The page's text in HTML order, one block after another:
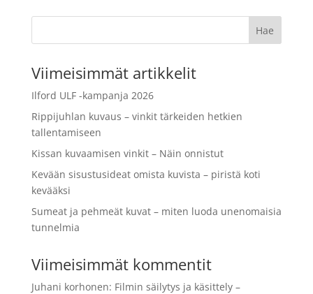
Viimeisimmät artikkelit
Ilford ULF -kampanja 2026
Rippijuhlan kuvaus – vinkit tärkeiden hetkien
tallentamiseen
Kissan kuvaamisen vinkit – Näin onnistut
Kevään sisustusideat omista kuvista – piristä koti
kevääksi
Sumeat ja pehmeät kuvat – miten luoda unenomaisia
tunnelmia
Viimeisimmät kommentit
Juhani korhonen: Filmin säilytys ja käsittely –